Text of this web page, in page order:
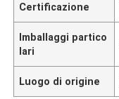
Certificazione
Imballaggi partico
lari
Luogo di origine